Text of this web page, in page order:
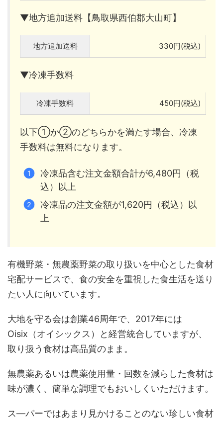
▼地方追加送料【鳥取県西伯郡大山町】
地方追加送料 330円(税込)
▼冷凍手数料
冷凍手数料 450円(税込)
以下①か②のどちらかを満たす場合、冷凍
手数料は無料になります。
冷凍品含む注文金額合計が6,480円（税
込）以上
冷凍品の注文金額が1,620円（税込）以
上
有機野菜・無農薬野菜の取り扱いを中心とした食材
宅配サービスで、食の安全を重視した食生活を送り
たい人に向いています。
大地を守る会は創業46周年で、2017年には
Oisix（オイシックス）と経営統合していますが、
取り扱う食材は高品質のまま。
無農薬あるいは農薬使用量・回数を減らした食材は
味が濃く、簡単な調理でもおいしくいただけます。
ス―パーではあまり見かけることのない珍しい食材